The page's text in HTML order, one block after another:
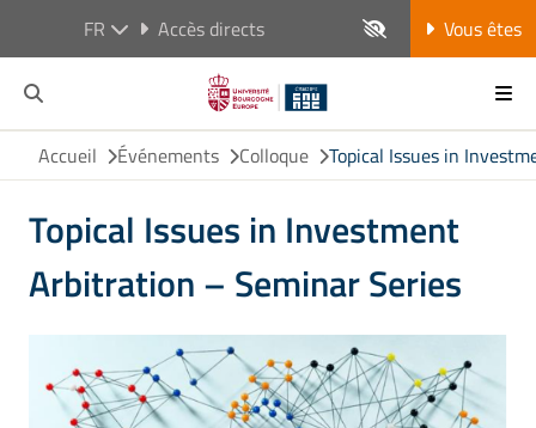
FR Accès directs Vous êtes
Accueil Événements Colloque Topical Issues in
Topical Issues in Investment
Arbitration – Seminar Series